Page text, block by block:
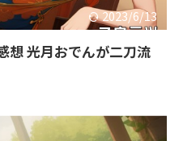
2023/6/13
想 光月おでんが二刀流